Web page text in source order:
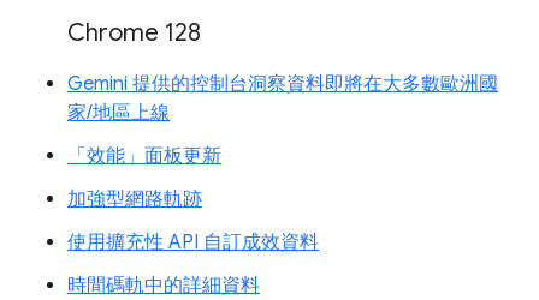
Chrome 128
Gemini 提供的控制台洞察資料即將在大多數歐洲國
家/地區上線
「效能」面板更新
加強型網路軌跡
使用擴充性 API 自訂成效資料
時間碼軌中的詳細資料